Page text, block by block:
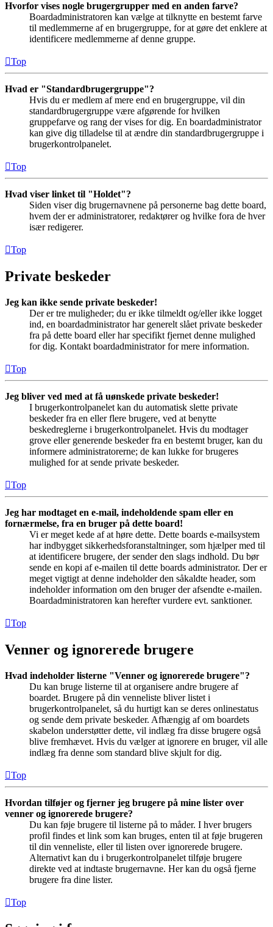
Hvorfor vises nogle brugergrupper med en anden farve?
Boardadministratoren kan vælge at tilknytte en bestemt farve
til medlemmerne af en brugergruppe, for at gøre det enklere at
identificere medlemmerne af denne gruppe.
Top
Hvad er "Standardbrugergruppe"?
Hvis du er medlem af mere end en brugergruppe, vil din
standardbrugergruppe være afgørende for hvilken
gruppefarve og rang der vises for dig. En boardadministrator
kan give dig tilladelse til at ændre din standardbrugergruppe i
brugerkontrolpanelet.
Top
Hvad viser linket til "Holdet"?
Siden viser dig brugernavnene på personerne bag dette board,
hvem der er administratorer, redaktører og hvilke fora de hver
især redigerer.
Top
Private beskeder
Jeg kan ikke sende private beskeder!
Der er tre muligheder; du er ikke tilmeldt og/eller ikke logget
ind, en boardadministrator har generelt slået private beskeder
fra på dette board eller har specifikt fjernet denne mulighed
for dig. Kontakt boardadministrator for mere information.
Top
Jeg bliver ved med at få uønskede private beskeder!
I brugerkontrolpanelet kan du automatisk slette private
beskeder fra en eller flere brugere, ved at benytte
beskedreglerne i brugerkontrolpanelet. Hvis du modtager
grove eller generende beskeder fra en bestemt bruger, kan du
informere administratorerne; de kan lukke for brugeres
mulighed for at sende private beskeder.
Top
Jeg har modtaget en e-mail, indeholdende spam eller en
fornærmelse, fra en bruger på dette board!
Vi er meget kede af at høre dette. Dette boards e-mailsystem
har indbygget sikkerhedsforanstaltninger, som hjælper med til
at identificere brugere, der sender den slags indhold. Du bør
sende en kopi af e-mailen til dette boards administrator. Der er
meget vigtigt at denne indeholder den såkaldte header, som
indeholder information om den bruger der afsendte e-mailen.
Boardadministratoren kan herefter vurdere evt. sanktioner.
Top
Venner og ignorerede brugere
Hvad indeholder listerne "Venner og ignorerede brugere"?
Du kan bruge listerne til at organisere andre brugere af
boardet. Brugere på din venneliste bliver listet i
brugerkontrolpanelet, så du hurtigt kan se deres onlinestatus
og sende dem private beskeder. Afhængig af om boardets
skabelon understøtter dette, vil indlæg fra disse brugere også
blive fremhævet. Hvis du vælger at ignorere en bruger, vil alle
indlæg fra denne som standard blive skjult for dig.
Top
Hvordan tilføjer og fjerner jeg brugere på mine lister over
venner og ignorerede brugere?
Du kan føje brugere til listerne på to måder. I hver brugers
profil findes et link som kan bruges, enten til at føje brugeren
til din venneliste, eller til listen over ignorerede brugere.
Alternativt kan du i brugerkontrolpanelet tilføje brugere
direkte ved at indtaste brugernavne. Her kan du også fjerne
brugere fra dine lister.
Top